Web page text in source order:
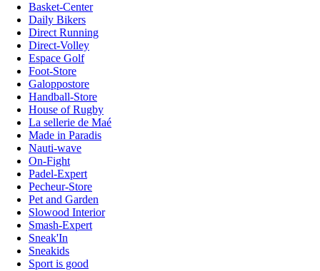
Basket-Center
Daily Bikers
Direct Running
Direct-Volley
Espace Golf
Foot-Store
Galoppostore
Handball-Store
House of Rugby
La sellerie de Maé
Made in Paradis
Nauti-wave
On-Fight
Padel-Expert
Pecheur-Store
Pet and Garden
Slowood Interior
Smash-Expert
Sneak'In
Sneakids
Sport is good